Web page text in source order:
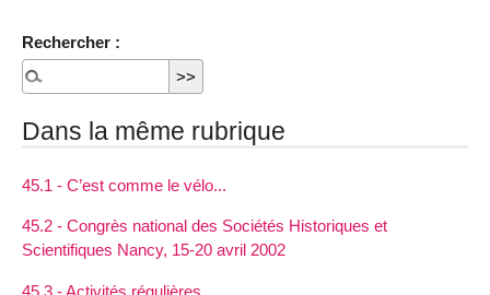
Rechercher :
Dans la même rubrique
45.1 - C’est comme le vélo...
45.2 - Congrès national des Sociétés Historiques et
Scientifiques Nancy, 15-20 avril 2002
45.3 - Activités régulières